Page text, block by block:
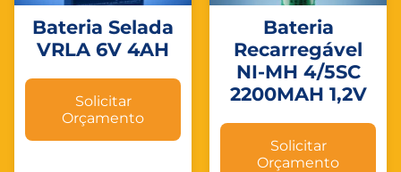
Bateria Selada
VRLA 6V 4AH
Solicitar
Orçamento
Bateria
Recarregável
NI-MH 4/5SC
2200MAH 1,2V
Solicitar
Orçamento